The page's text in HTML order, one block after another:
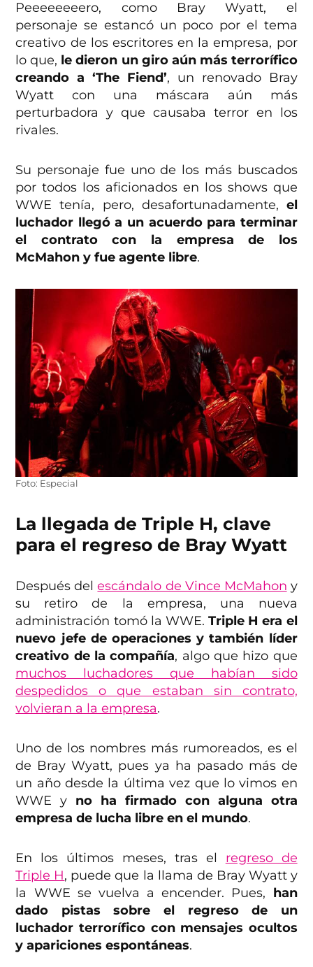
Peeeeeeeero, como Bray Wyatt, el
personaje se estancó un poco por el tema
creativo de los escritores en la empresa, por
lo que, le dieron un giro aún más terrorífico
creando a ‘The Fiend’, un renovado Bray
Wyatt con una máscara aún más
perturbadora y que causaba terror en los
rivales.
Su personaje fue uno de los más buscados
por todos los aficionados en los shows que
WWE tenía, pero, desafortunadamente, el
luchador llegó a un acuerdo para terminar
el contrato con la empresa de los
McMahon y fue agente libre.
Foto: Especial
La llegada de Triple H, clave
para el regreso de Bray Wyatt
Después delescándalo de Vince McMahon y
su retiro de la empresa, una nueva
administración tomó la WWE.Triple H era el
nuevo jefe de operaciones y también líder
creativo de la compañía, algo que hizo que
muchos luchadores que habían sido
despedidos o que estaban sin contrato,
volvieran a la empresa.
Uno de los nombres más rumoreados, es el
de Bray Wyatt, pues ya ha pasado más de
un año desde la última vez que lo vimos en
WWE y no ha firmado con alguna otra
empresa de lucha libre en el mundo.
En los últimos meses, tras el regreso de
Triple H, puede que la llama de Bray Wyatt y
la WWE se vuelva a encender. Pues, han
dado pistas sobre el regreso de un
luchador terrorífico con mensajes ocultos
y apariciones espontáneas.